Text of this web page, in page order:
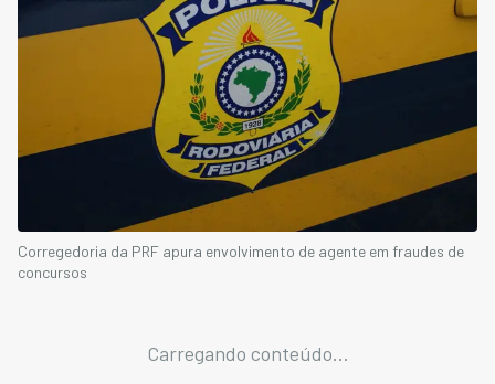
Corregedoria da PRF apura envolvimento de agente em fraudes de
concursos
Carregando conteúdo...